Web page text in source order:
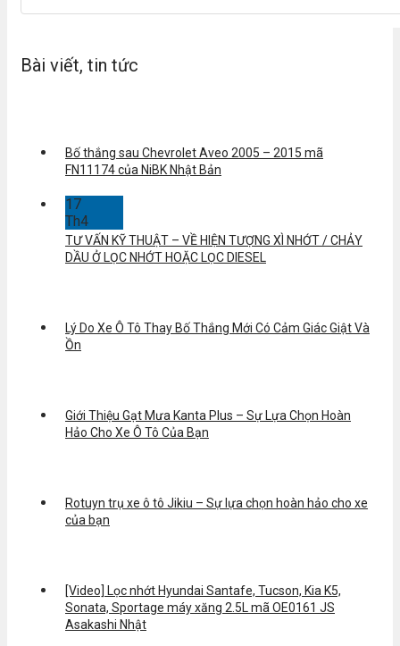
Bài viết, tin tức
Bố thắng sau Chevrolet Aveo 2005 – 2015 mã
FN11174 của NiBK Nhật Bản
17
Th4
TƯ VẤN KỸ THUẬT – VỀ HIỆN TƯỢNG XÌ NHỚT / CHẢY
DẦU Ở LỌC NHỚT HOẶC LỌC DIESEL
Lý Do Xe Ô Tô Thay Bố Thắng Mới Có Cảm Giác Giật Và
Ồn
Giới Thiệu Gạt Mưa Kanta Plus – Sự Lựa Chọn Hoàn
Hảo Cho Xe Ô Tô Của Bạn
Rotuyn trụ xe ô tô Jikiu – Sự lựa chọn hoàn hảo cho xe
của bạn
[Video] Lọc nhớt Hyundai Santafe, Tucson, Kia K5,
Sonata, Sportage máy xăng 2.5L mã OE0161 JS
Asakashi Nhật